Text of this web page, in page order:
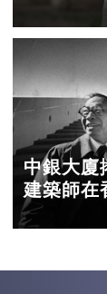
中銀大廈
建築師在